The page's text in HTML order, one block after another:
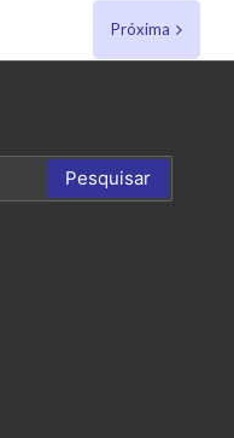
Próxima